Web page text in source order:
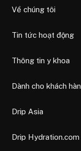
Về chúng tôi
Tin tức hoạt động
Thông tin y khoa
Dành cho khách
Drip Asia
Drip Hydration.com